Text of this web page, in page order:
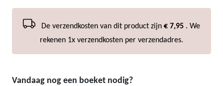
De verzendkosten van dit product zijn € 7,95 . We
rekenen 1x verzendkosten per verzendadres.
Vandaag nog een boeket nodig?